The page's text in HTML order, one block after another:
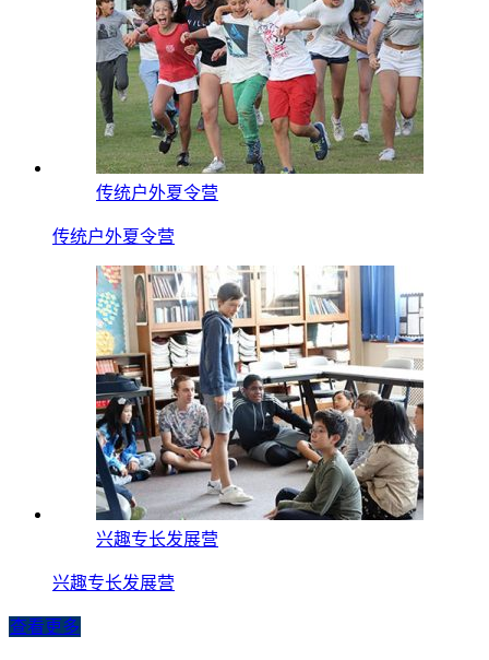
传统户外夏令营
传统户外夏令营
兴趣专长发展营
兴趣专长发展营
查看更多